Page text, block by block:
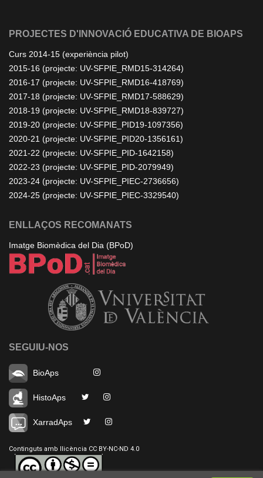
PROJECTES D'INNOVACIÓ EDUCATIVA DE BIOAPS
Curs 2014-15 (experiència pilot)
2015-16 (projecte: UV-SFPIE_RMD15-314264)
2016-17 (projecte: UV-SFPIE_RMD16-418769)
2017-18 (projecte: UV-SFPIE_RMD17-588629)
2018-19 (projecte: UV-SFPIE_RMD18-839727)
2019-20 (projecte: UV-SFPIE_PID19-1097356)
2020-21 (projecte: UV-SFPIE_PID20-1356161)
2021-22 (projecte: UV-SFPIE_PID-1642158)
2022-23 (projecte: UV-SFPIE_PID-2079949)
2023-24 (projecte: UV-SFPIE_PIEC-2736656)
2024-25 (projecte: UV-SFPIE_PIEC-3329540)
ENLLAÇOS RECOMANATS
Imatge Biomèdica del Dia (BPoD)
SEGUIU-NOS
BioAps
HistoAps
XarradAps
Continguts amb llicència CC BY-NC-ND 4.0